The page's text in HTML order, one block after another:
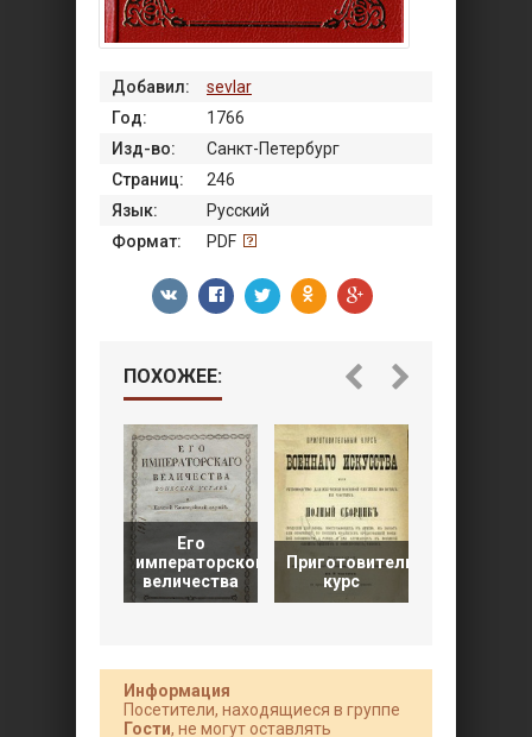
Добавил:
sevlar
Год:
1766
Изд-во:
Санкт-Петербург
Страниц:
246
Язык:
Русский
Формат:
PDF
ПОХОЖЕЕ:
Его
императорского
величества
Приготовительный
курс
Информация
Посетители, находящиеся в группе
Гости, не могут оставлять